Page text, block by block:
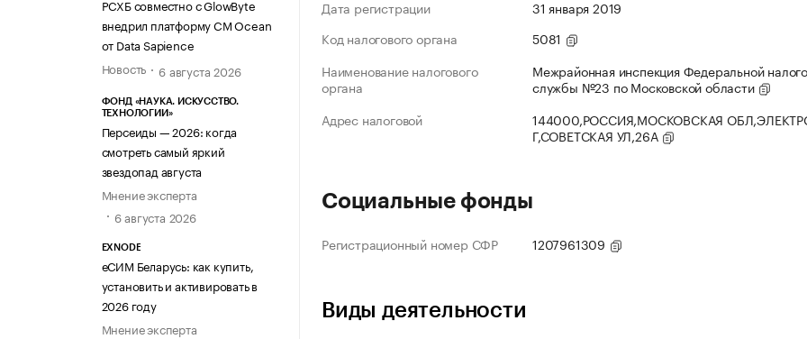
РСХБ совместно с GlowByte
внедрил платформу CM Ocean
от Data Sapience
Новость
6 августа 2026
ФОНД «НАУКА. ИСКУССТВО.
ТЕХНОЛОГИИ»
Персеиды — 2026: когда
смотреть самый яркий
звездопад августа
Мнение эксперта
6 августа 2026
EXNODE
еСИМ Беларусь: как купить,
установить и активировать в
2026 году
Мнение эксперта
Дата регистрации
31 января 2019
Код налогового органа
5081
Наименование налогового
органа
Межрайонная инспекция Федеральной
службы №23 по Московской области
Адрес налоговой
144000,РОССИЯ,МОСКОВСКАЯ
Г,СОВЕТСКАЯ УЛ,26А
Социальные фонды
Регистрационный номер СФР 1207961309
Виды деятельности